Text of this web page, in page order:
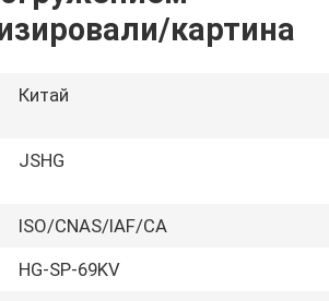
картина
Китай
JSHG
ISO/CNAS/IAF/CA
HG-SP-69KV